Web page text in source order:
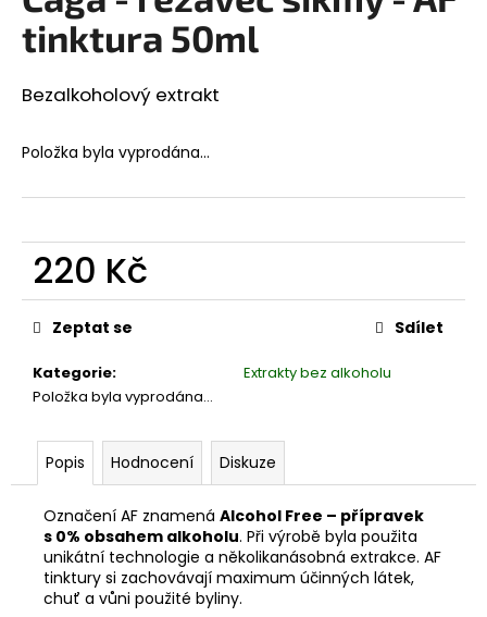
0,0
z
hvězdiček.
tinktura 50ml
Bezalkoholový extrakt
Položka byla vyprodána…
220 Kč
Měrná
cena:
Kategorie:
Extrakty bez alkoholu
Položka byla vyprodána…
Zeptat se Sdílet
Popis Hodnocení Diskuze
Označení AF znamená Alcohol Free – přípravek
s 0% obsahem alkoholu. Při výrobě byla použita
unikátní technologie a několikanásobná extrakce. AF
tinktury si zachovávají maximum účinných látek,
chuť a vůni použité byliny.
a
j
í
?
o
p
č